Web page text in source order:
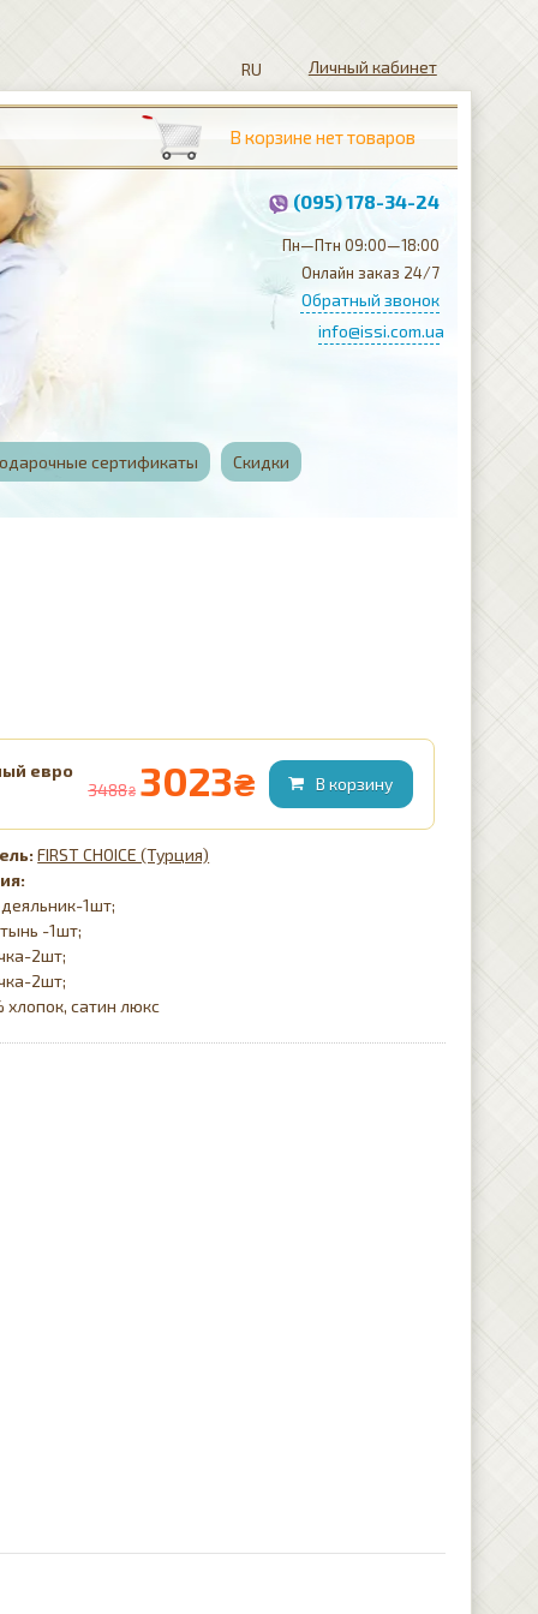
сертификаты Скидки
Личный кабинет
(095) 178-34-24
Пн—Птн 09:00—18:00
Онлайн заказ 24/7
Обратный звонок
info@issi.com.ua
евро
3488₴ 3023₴
FIRST CHOICE (Турция)
1шт;
-1шт;
2шт;
2шт;
хлопок, сатин люкс